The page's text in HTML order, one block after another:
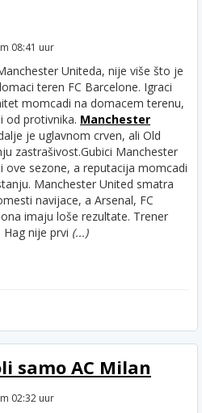
08:41 uur
Uniteda, nije više što je
teren FC Barcelone. Igraci
momcadi na domacem terenu,
od protivnika. Manchester
je uglavnom crven, ali Old
zastrašivost.Gubici Manchester
ove sezone, a reputacija momcadi
Manchester United smatra
navijace, a Arsenal, FC
imaju loše rezultate. Trener
nije prvi (...)
samo AC Milan
02:32 uur